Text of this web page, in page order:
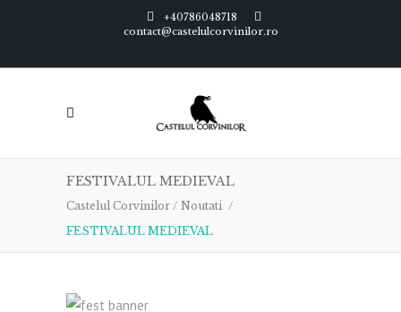
+40786048718
contact@castelulcorvinilor.ro
FESTIVALUL MEDIEVAL
Castelul Corvinilor / Noutati /
FESTIVALUL MEDIEVAL